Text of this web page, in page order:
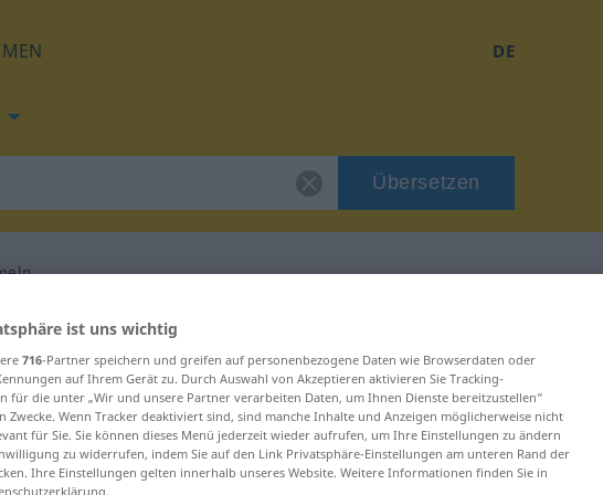
DE
Übersetzen
für "verschimmeln"
Verb
ist uns wichtig
716-Partner speichern und greifen auf personenbezogene Daten wie Browserdaten oder
auf Ihrem Gerät zu. Durch Auswahl von Akzeptieren aktivieren Sie Tracking-
für die unter „Wir und unsere Partner verarbeiten Daten, um Ihnen Dienste bereitzustellen“
Zwecke. Wenn Tracker deaktiviert sind, sind manche Inhalte und Anzeigen möglicherweise nicht
für Sie. Sie können dieses Menü jederzeit wieder aufrufen, um Ihre Einstellungen zu ändern
zu widerrufen, indem Sie auf den Link Privatsphäre-Einstellungen am unteren Rand der
Ihre Einstellungen gelten innerhalb unseres Website. Weitere Informationen finden Sie in